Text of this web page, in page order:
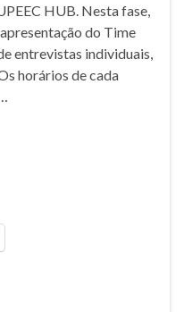
HUB. Nesta fase,
do Time
entrevistas individuais,
horários de cada